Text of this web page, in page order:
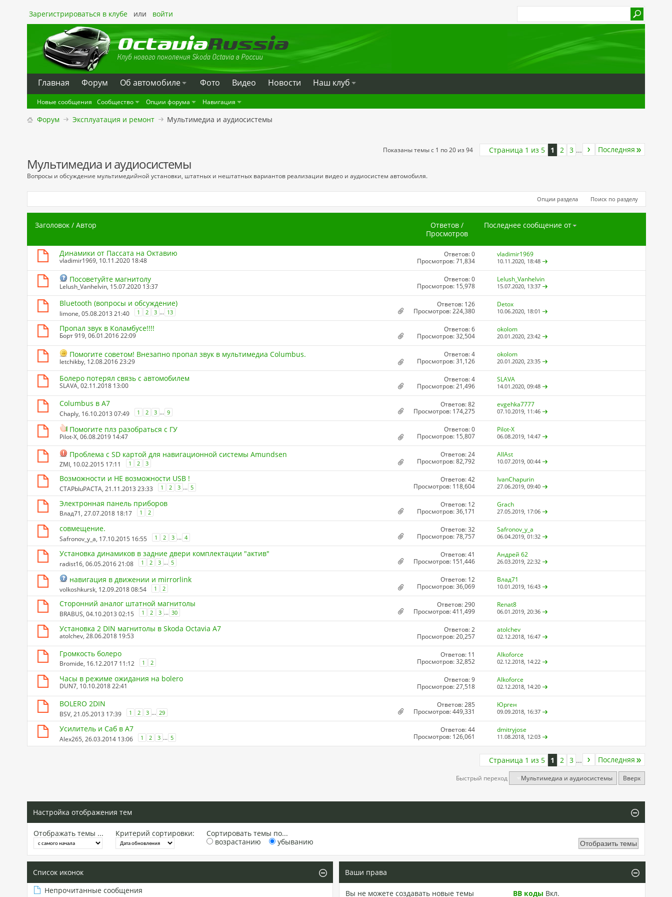
Зарегистрироваться в клубе или войти
Главная Форум Oб автомобиле Фото Видео Новости Наш клуб
Новые сообщения Сообщество Опции форума Навигация
Форум Эксплуатация и ремонт Мультимедиа и аудиосистемы
Страница 1 из 5 1 2 3 ... Последняя
Показаны темы с 1 по 20 из 94
Мультимедиа и аудиосистемы
Вопросы и обсуждение мультимедийной установки, штатных и нештатных вариантов реализации видео и аудиосистем автомобиля.
Опции раздела Поиск по разделу
Заголовок/ Автор Ответов /
Просмотров
Последнее сообщение от
Динамики от Пассата на Октавию
vladimir1969, 10.11.2020 18:48
Ответов: 0
Просмотров: 71,834
vladimir1969
10.11.2020, 18:48
Посоветуйте магнитолу
Lelush_Vanhelvin, 15.07.2020 13:37
Ответов: 0
Просмотров: 15,978
Lelush_Vanhelvin
15.07.2020, 13:37
Bluetooth (вопросы и обсуждение)
limone, 05.08.2013 21:40 1 2 3 ... 13
Ответов: 126
Просмотров: 224,380
Detox
10.06.2020, 18:01
Пропал звук в Коламбусе!!!!
Борт 919, 06.01.2016 22:09
Ответов: 6
Просмотров: 32,504
okolom
20.01.2020,23:42
Помогите советом! Внезапно пропал звук в мультимедиа Columbus.
letchikby, 12.08.2016 23:29
Ответов: 4
Просмотров: 31,126
okolom
20.01.2020,23:35
Болеро потерял связь с автомобилем
SLAVA, 02.11.2018 13:00
Ответов: 4
Просмотров: 21,496
SLAVA
14.01.2020,09:48
Columbus в А7
Chaply, 16.10.2013 07:49 1 2 3 ... 9
Ответов: 82
Просмотров: 174,275
evgehka7777
07.10.2019, 11:46
Помогите плз разобраться с ГУ
Pilot-X, 06.08.2019 14:47
Ответов: 0
Просмотров: 15,807
Pilot-X
06.08.2019, 14:47
Проблема с SD картой для навигационной системы Amundsen
ZMI, 10.02.2015 17:11 1 2 3
Ответов: 24
Просмотров: 82,792
AllAst
10.07.2019,00:44
Возможности и НЕ возможности USB !
CTAPbIuPACTA, 21.11.2013 23:33 1 2 3 ... 5
Ответов: 42
Просмотров: 118,604
IvanChapurin
27.06.2019,09:40
Электронная панель приборов
Влад71, 27.07.2018 18:17 1 2
Ответов: 12
Просмотров: 36,171
Grach
27.05.2019, 17:06
совмещение.
Safronov_y_a, 17.10.2015 16:55 1 2 3 ... 4
Ответов: 32
Просмотров: 78,757
Safronov_y_a
06.04.2019,01:32
Установка динамиков в задние двери комплектации "актив"
radist16, 06.05.2016 21:08 1 2 3 ... 5
Ответов: 41
Просмотров: 151,446
Андрей 62
26.03.2019,22:32
навигация в движении и mirrorlink
volkoshkursk, 12.09.2018 08:54 1 2
Ответов: 12
Просмотров: 36,069
Влад71
10.01.2019, 16:43
Сторонний аналог штатной магнитолы
BRABUS, 04.10.2013 02:15 1 2 3 ... 30
Ответов: 290
Просмотров: 411,499
Renat8
06.01.2019,20:36
Установка 2 DIN магнитолы в Skoda Octavia A7
atolchev, 28.06.2018 19:53
Ответов: 2
Просмотров: 20,257
atolchev
02.12.2018, 16:47
Громкость болеро
Bromide, 16.12.2017 11:12 1 2
Ответов: 11
Просмотров: 32,852
Alkoforce
02.12.2018, 14:22
Часы в режиме ожидания на bolero
DUN7, 10.10.2018 22:41
Ответов: 9
Просмотров: 27,518
Alkoforce
02.12.2018, 14:20
BOLERO 2DIN
BSV, 21.05.2013 17:39 1 2 3 ... 29
Ответов: 285
Просмотров: 449,331
Юрген
09.09.2018, 16:37
Усилитель и Саб в А7
Alex265, 26.03.2014 13:06 1 2 3 ... 5
Ответов: 44
Просмотров: 126,061
dmitryjose
11.08.2018, 12:03
Страница 1 из 5 1 2 3 ... Последняя
Быстрый переход Мультимедиа и аудиосистемы Вверх
Настройка отображения тем
Отображать темы ... Критерий сортировки:
Сортировать темы по...
возрастанию
убыванию
Список иконок
Непрочитанные сообщения
Ваши права
Вы не можете создавать новые темы BB коды Вкл.